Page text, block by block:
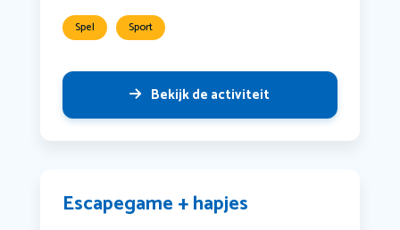
Spel Sport
Bekijk de activiteit
Escapegame + hapjes